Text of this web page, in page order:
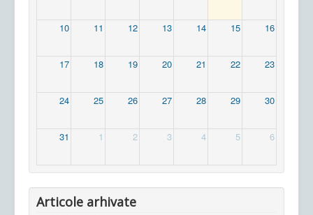
10 11 12 13 14 15 16
17 18 19 20 21 22 23
24 25 26 27 28 29 30
31 1 2 3 4 5 6
Articole arhivate